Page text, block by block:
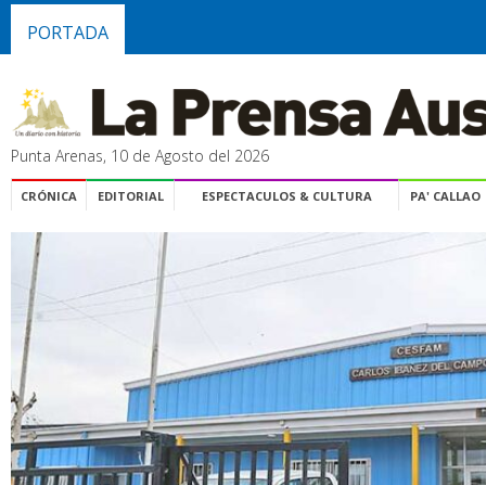
PORTADA
Punta Arenas, 10 de Agosto del 2026
CRÓNICA EDITORIAL ESPECTACULOS & CULTURA PA' CALLAO